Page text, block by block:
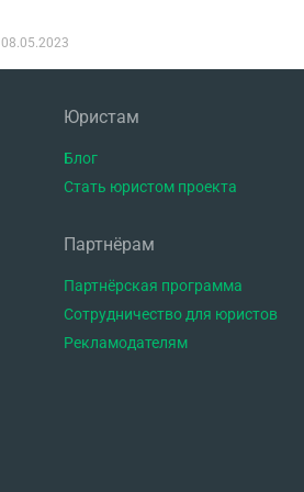
08.05.2023
Юристам
Блог
Стать юристом проекта
Партнёрам
Партнёрская программа
Сотрудничество для юристов
Рекламодателям